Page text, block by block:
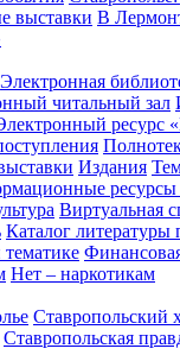
выставки В
Электронная
читальный зал
ресурс
Издания
ресурсы
Виртуальная
Каталог литературы
тематике
Нет – наркотикам
Ставропольский
Ставропольская